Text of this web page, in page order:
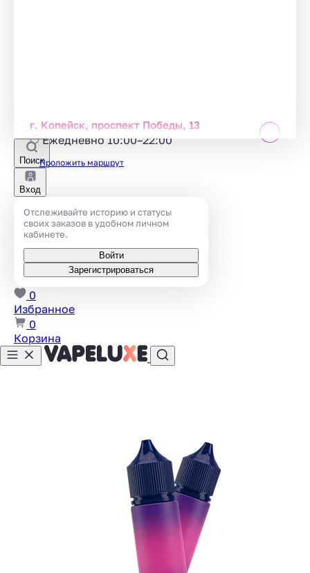
г. Копейск, проспект Победы, 13
Ежедневно 10:00–22:00
Проложить маршрут
Поиск
Вход
Отслеживайте историю и статусы
своих заказов в удобном личном
кабинете.
Войти
Зарегистрироваться
0
Избранное
0
Корзина